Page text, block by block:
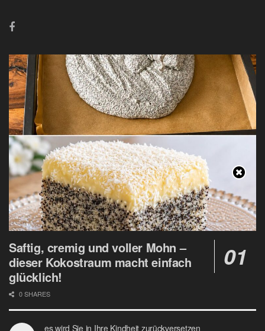
Saftig, cremig und voller Mohn –
dieser Kokostraum macht einfach
glücklich!
0 SHARES
es wird Sie in Ihre Kindheit zurückversetzen